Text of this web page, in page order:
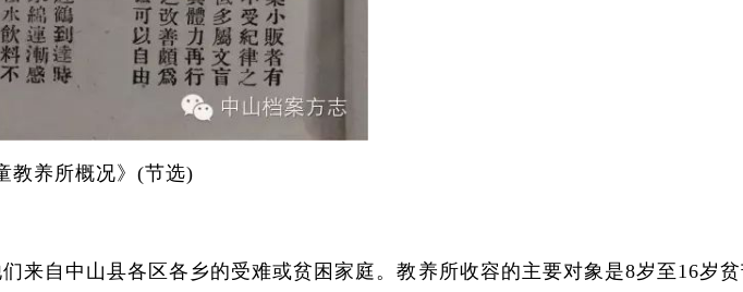
教养所概况》(节选)
自中山县各区各乡的受难或贫困家庭。教养所收容的主要对象是8岁至16岁